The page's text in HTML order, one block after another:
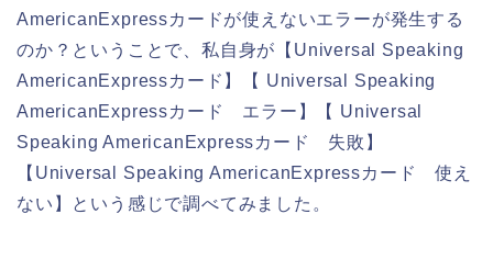
AmericanExpressカードが使えないエラーが発生する
のか？ということで、私自身が【Universal Speaking
AmericanExpressカード】【 Universal Speaking
AmericanExpressカード エラー】【 Universal
Speaking AmericanExpressカード 失敗】
【Universal Speaking AmericanExpressカード 使え
ない】という感じで調べてみました。